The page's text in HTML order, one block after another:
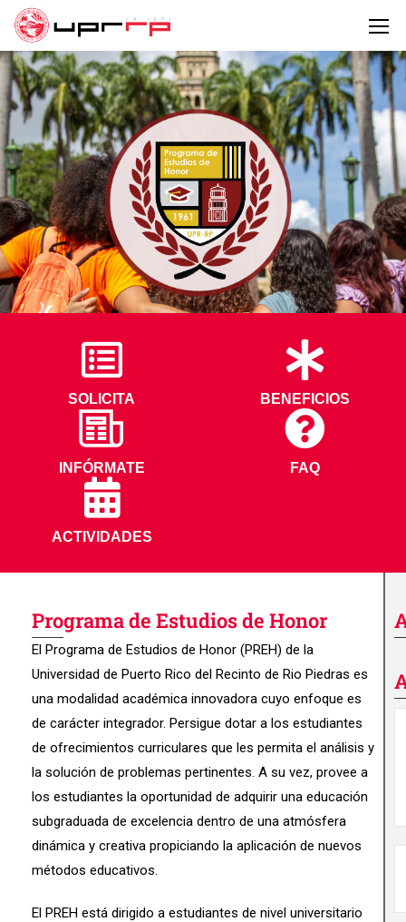
SOLICITA BENEFICIOS
INFÓRMATE FAQ
ACTIVIDADES
Programa de Estudios de Honor
El Programa de Estudios de Honor (PREH) de la
Universidad de Puerto Rico del Recinto de Rio Piedras es
una modalidad académica innovadora cuyo enfoque es
de carácter integrador. Persigue dotar a los estudiantes
de ofrecimientos curriculares que les permita el análisis y
la solución de problemas pertinentes. A su vez, provee a
los estudiantes la oportunidad de adquirir una educación
subgraduada de excelencia dentro de una atmósfera
dinámica y creativa propiciando la aplicación de nuevos
métodos educativos.
El PREH está dirigido a estudiantes de nivel universitario